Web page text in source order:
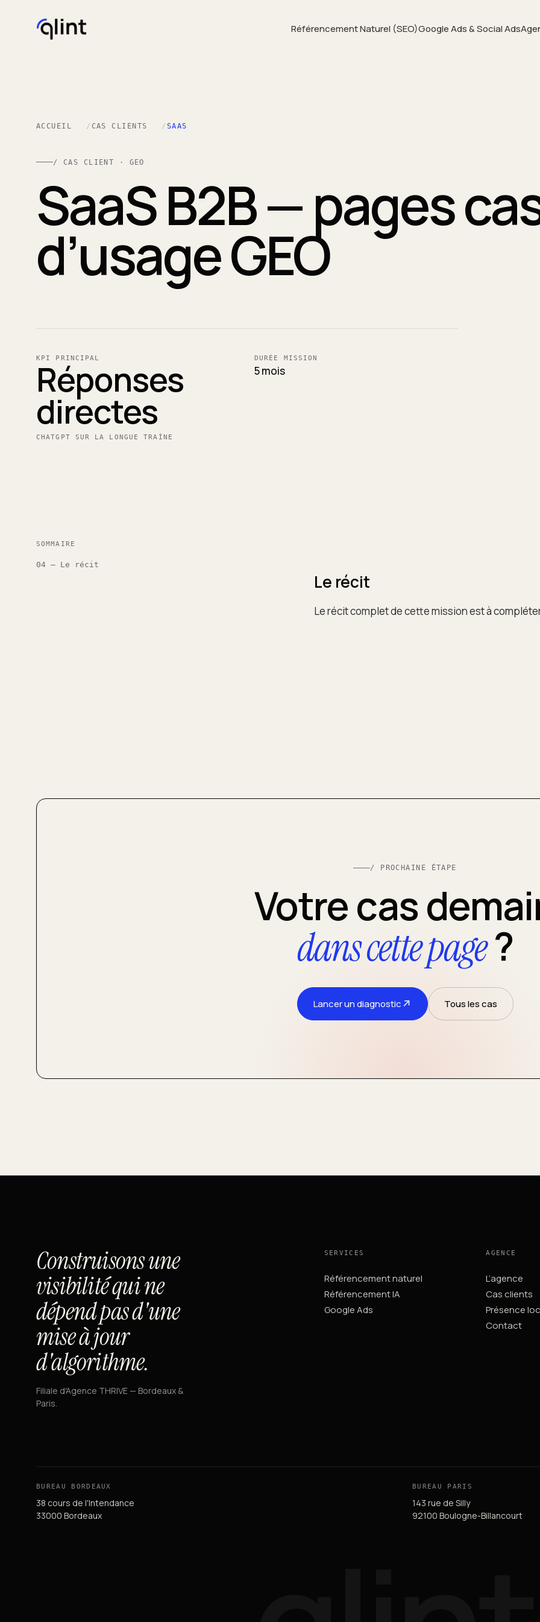
Référencement Naturel (SEO)Google Ads & Social Ads
ACCUEIL CAS CLIENTS SAAS
/ CAS CLIENT · GEO
SaaS B2B — pages
d’usage GEO
KPI PRINCIPAL
Réponses
directes
CHATGPT SUR LA LONGUE TRAÎNE
DURÉE MISSION
5 mois
SOMMAIRE
04 — Le récit
Le récit
Le récit complet de cette mission est à compléter
/ PROCHAINE ÉTAPE
Votre cas
dans cette page?
Lancer un diagnostic↗ Tous les cas
Construisons une
visibilité qui ne
dépend pas d'une
mise à jour
d'algorithme.
Filiale d'Agence THRIVE — Bordeaux &
Paris.
SERVICES
Référencement naturel
Référencement IA
Google Ads
AGENCE
L’agence
Cas clients
Présence
Contact
BUREAU BORDEAUX
38 cours de l'Intendance
33000 Bordeaux
BUREAU PARIS
143 rue de Silly
92100 Boulogne-Billancourt